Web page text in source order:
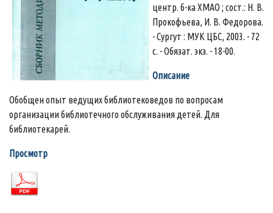
центр. б-ка ХМАО ; сост.: Н. В.
Прокофьева, И. В. Федорова.
- Сургут : МУК ЦБС, 2003. - 72
с. - Обязат. экз. - 18-00.
Описание
Обобщен опыт ведущих библиотековедов по вопросам
организации библиотечного обслуживания детей. Для
библиотекарей.
Просмотр